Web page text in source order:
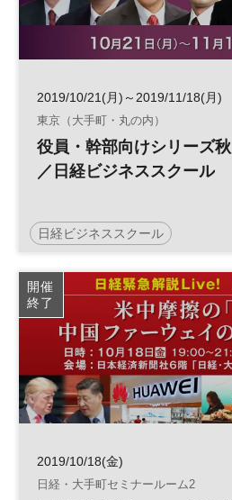
2019/10/21(月)～2019/11/18(月)
東京（大手町・丸の内）
役員・幹部向けシリーズ秋
／日経ビジネススクール
日経ビジネススクール
開催
終了
2019/10/18(金)
日経・大手町セミナールーム2